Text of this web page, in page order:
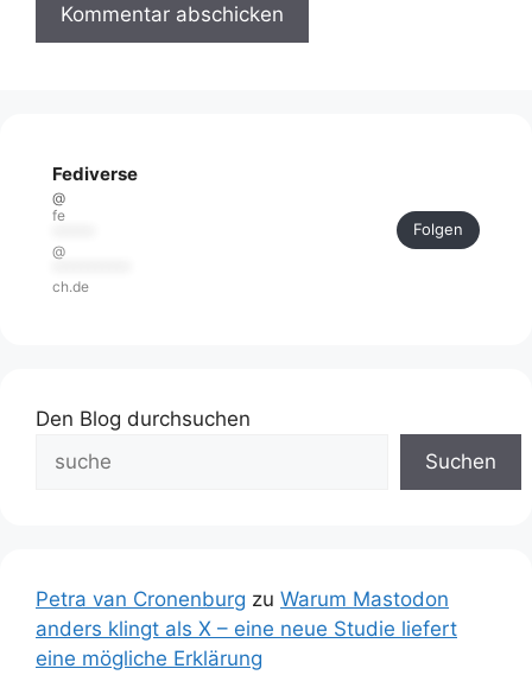
Fediverse
@
fe
@
ch.de
Folgen
Den Blog durchsuchen
Suchen
Petra van Cronenburg zu Warum Mastodon
anders klingt als X – eine neue Studie liefert
eine mögliche Erklärung